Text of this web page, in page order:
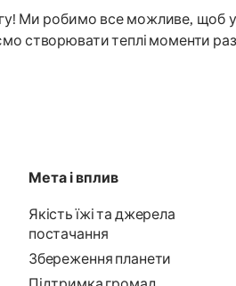
Ми робимо все можливе, щоб
створювати теплі моменти
Мета і вплив
Якість їжі та джерела
постачання
Збереження планети